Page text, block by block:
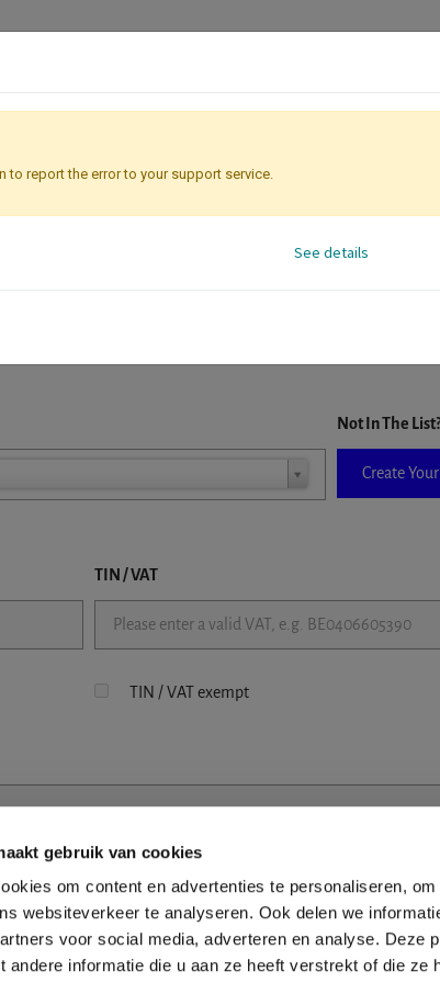
gebruik van cookies
om content en advertenties te personaliseren,
websiteverkeer te analyseren. Ook delen we
voor social media, adverteren en analyse. Deze
andere informatie die u aan ze heeft verstrekt of die ze
enterprise ID. When a company is selected it will auto-
Not In The List?
Create
TIN / VAT
TIN / VAT exempt
to report the error to your support service.
See details